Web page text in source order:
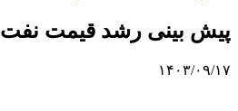
پیش بینی رشد قیمت نفت
۱۴۰۳/۰۹/۱۷